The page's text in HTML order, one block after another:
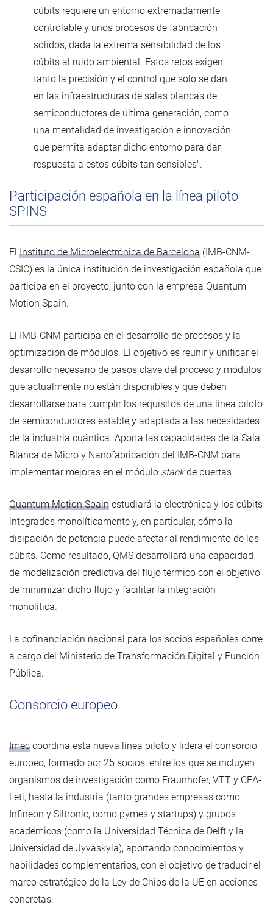
cúbits requiere un entorno extremadamente
controlable y unos procesos de fabricación
sólidos, dada la extrema sensibilidad de los
cúbits al ruido ambiental. Estos retos exigen
tanto la precisión y el control que solo se dan
en las infraestructuras de salas blancas de
semiconductores de última generación, como
una mentalidad de investigación e innovación
que permita adaptar dicho entorno para dar
respuesta a estos cúbits tan sensibles".
Participación española en la línea piloto
SPINS
El Instituto de Microelectrónica de Barcelona (IMB-CNM-
CSIC) es la única institución de investigación española que
participa en el proyecto, junto con la empresa Quantum
Motion Spain.
El IMB-CNM participa en el desarrollo de procesos y la
optimización de módulos. El objetivo es reunir y unificar el
desarrollo necesario de pasos clave del proceso y módulos
que actualmente no están disponibles y que deben
desarrollarse para cumplir los requisitos de una línea piloto
de semiconductores estable y adaptada a las necesidades
de la industria cuántica. Aporta las capacidades de la Sala
Blanca de Micro y Nanofabricación del IMB-CNM para
implementar mejoras en el módulo stackde puertas.
Quantum Motion Spain estudiará la electrónica y los cúbits
integrados monolíticamente y, en particular, cómo la
disipación de potencia puede afectar al rendimiento de los
cúbits. Como resultado, QMS desarrollará una capacidad
de modelización predictiva del flujo térmico con el objetivo
de minimizar dicho flujo y facilitar la integración
monolítica.
La cofinanciación nacional para los socios españoles corre
a cargo del Ministerio de Transformación Digital y Función
Pública.
Consorcio europeo
Imec coordina esta nueva línea piloto y lidera el consorcio
europeo, formado por 25 socios, entre los que se incluyen
organismos de investigación como Fraunhofer, VTT y CEA-
Leti, hasta la industria (tanto grandes empresas como
Infineon y Siltronic, como pymes y startups) y grupos
académicos (como la Universidad Técnica de Delft y la
Universidad de Jyväskylä), aportando conocimientos y
habilidades complementarios, con el objetivo de traducir el
marco estratégico de la Ley de Chips de la UE en acciones
concretas.